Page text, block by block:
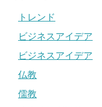
トレンド
ビジネスアイデア
ビジネスアイデア
仏教
儒教